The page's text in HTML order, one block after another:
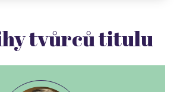
tvůrců titulu